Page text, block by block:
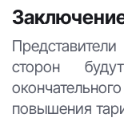
сторон
повышения